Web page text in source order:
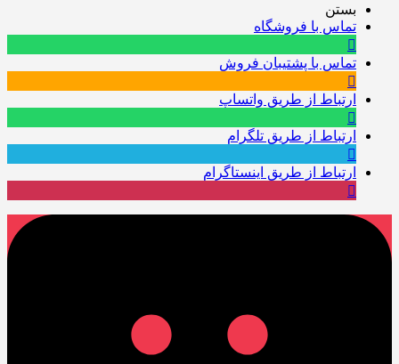
بستن
تماس با فروشگاه
تماس با پشتیبان فروش
ارتباط از طریق واتساپ
ارتباط از طریق تلگرام
ارتباط از طریق اینستاگرام